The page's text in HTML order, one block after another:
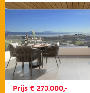
Prijs € 270.000,-